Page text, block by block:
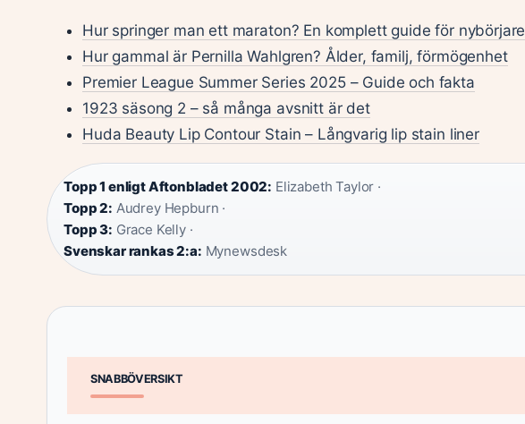
Hur springer man ett maraton? En komplett guide för nybörjare
Hur gammal är Pernilla Wahlgren? Ålder, familj, förmögenhet
Premier League Summer Series 2025 – Guide och fakta
1923 säsong 2 – så många avsnitt är det
Huda Beauty Lip Contour Stain – Långvarig lip stain liner
Topp 1 enligt Aftonbladet 2002: Elizabeth Taylor ·
Topp 2: Audrey Hepburn ·
Topp 3: Grace Kelly ·
Svenskar rankas 2:a: Mynewsdesk
SNABBÖVERSIKT